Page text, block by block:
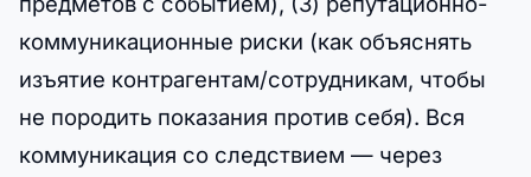
коммуникационные риски (как объяснять
изъятие контрагентам/сотрудникам, чтобы
не породить показания против себя). Вся
коммуникация со следствием — через